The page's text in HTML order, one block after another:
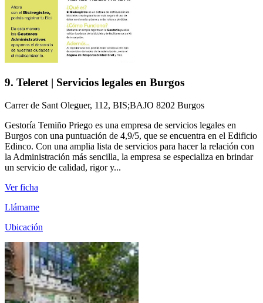
9. Teleret | Servicios legales en Burgos
Carrer de Sant Oleguer, 112, BIS;BAJO 8202 Burgos
Gestoría Temiño Priego es una empresa de servicios legales en
Burgos con una puntuación de 4,9/5, que se encuentra en el Edificio
Edinco. Con una amplia lista de servicios para hacer la relación con
la Administración más sencilla, la empresa se especializa en brindar
un servicio de calidad, rigor y...
Ver ficha
Llámame
Ubicación